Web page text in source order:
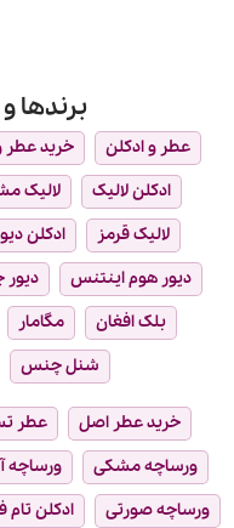
برندها
عطر و ادکلن خرید عطر
ادکلن لالیک
لالیک
لالیک قرمز
ادکلن
دیور هوم اینتنس
دیور
بلک افغان
مگامار
شنل چنس
خرید عطر اصل عطر
ورساچه مشکی
ورساچه
ورساچه صورتی
ادکلن تام